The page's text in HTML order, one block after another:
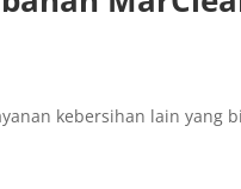
kebersihan lain yang